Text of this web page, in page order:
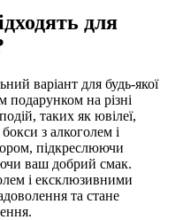
для
варіант для будь-якої
подарунком на різні
таких як ювілеї,
з алкоголем і
підкреслюючи
ваш добрий смак.
і ексклюзивними
та стане